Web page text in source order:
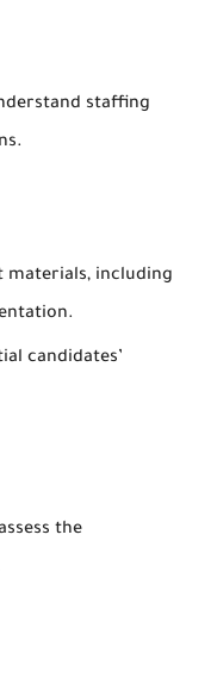
staffing
including
candidates’
the